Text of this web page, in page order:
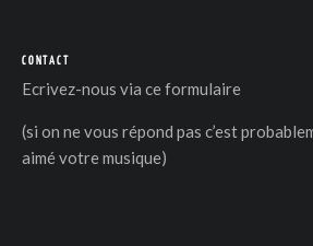
CONTACT
Ecrivez-nous via ce formulaire
(si on ne vous répond pas c’est
aimé votre musique)